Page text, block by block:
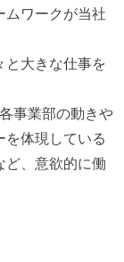
ムワークが当社
と大きな仕事を
事業部の動きや
体現している
ど、意欲的に働